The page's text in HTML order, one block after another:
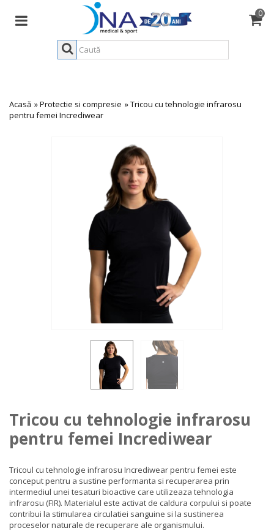
0
Acasă »Protectie si compresie »Tricou cu tehnologie infrarosu
pentru femei Incrediwear
Tricou cu tehnologie infrarosu
pentru femei Incrediwear
Tricoul cu tehnologie infrarosu Incrediwear pentru femei este
conceput pentru a sustine performanta si recuperarea prin
intermediul unei tesaturi bioactive care utilizeaza tehnologia
infrarosu (FIR). Materialul este activat de caldura corpului si poate
contribui la stimularea circulatiei sanguine si la sustinerea
proceselor naturale de recuperare ale organismului.